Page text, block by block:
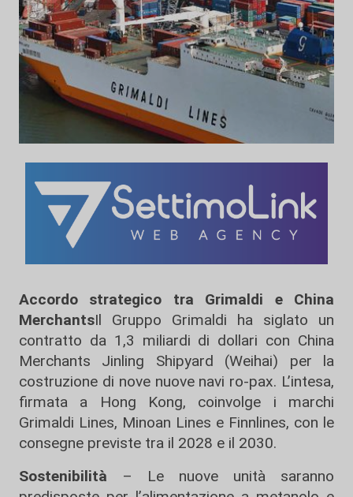
Accordo strategico tra Grimaldi e China
MerchantsIl Gruppo Grimaldi ha siglato un
contratto da 1,3 miliardi di dollari con China
Merchants Jinling Shipyard (Weihai) per la
costruzione di nove nuove navi ro-pax. L’intesa,
firmata a Hong Kong, coinvolge i marchi
Grimaldi Lines, Minoan Lines e Finnlines, con le
consegne previste tra il 2028 e il 2030.
Sostenibilità – Le nuove unità saranno